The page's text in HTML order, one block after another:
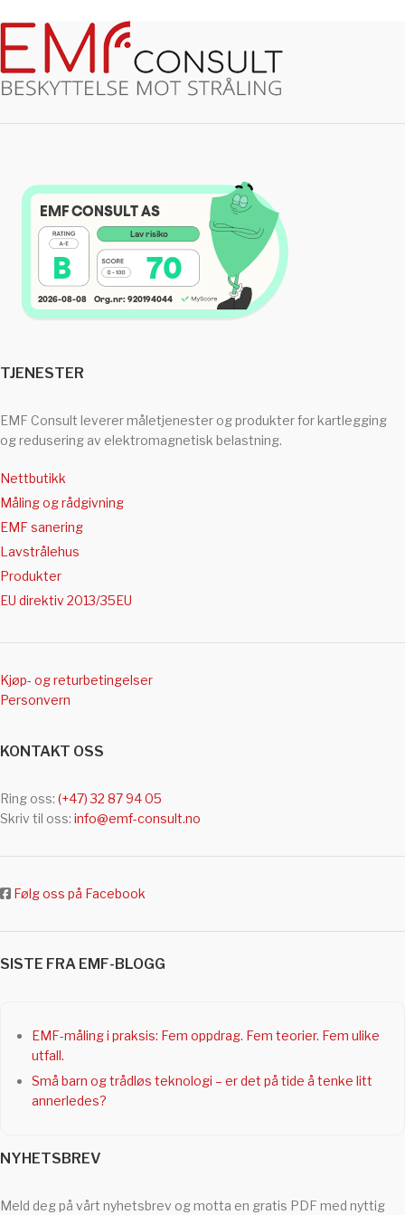
TJENESTER
EMF Consult leverer måletjenester og produkter for kartlegging
og redusering av elektromagnetisk belastning.
Nettbutikk
Måling og rådgivning
EMF sanering
Lavstrålehus
Produkter
EU direktiv 2013/35EU
Kjøp- og returbetingelser
Personvern
KONTAKT OSS
Ring oss: (+47) 32 87 94 05
Skriv til oss: info@emf-consult.no
Følg oss på Facebook
SISTE FRA EMF-BLOGG
EMF-måling i praksis: Fem oppdrag. Fem teorier. Fem ulike
utfall.
Små barn og trådløs teknologi – er det på tide å tenke litt
annerledes?
NYHETSBREV
Meld deg på vårt nyhetsbrev og motta en gratis PDF med nyttig